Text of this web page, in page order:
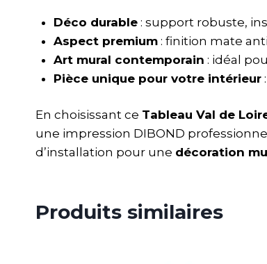
Déco durable: support robuste,
Aspect premium: finition mate
Art mural contemporain : idéal
Pièce unique pour votre intérieur
En choisissant ce Tableau Val de
une impression DIBOND
d’installation pour une décoration
Produits similaires